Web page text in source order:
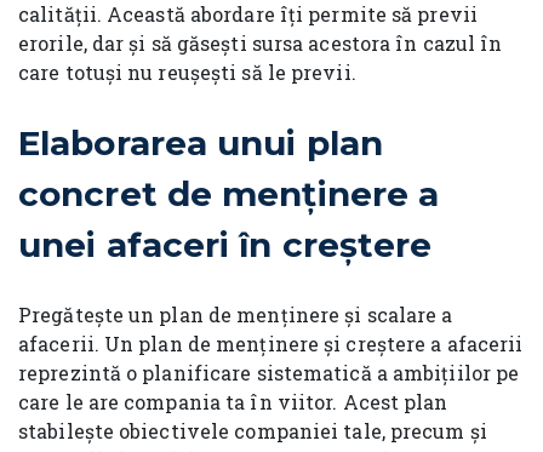
calității. Această abordare îți permite să previi
erorile, dar și să găsești sursa acestora în cazul în
care totuși nu reușești să le previi.
Elaborarea unui plan
concret de menținere a
unei afaceri în creștere
Pregătește un plan de menținere și scalare a
afacerii. Un plan de menținere și creștere a afacerii
reprezintă o planificare sistematică a ambițiilor pe
care le are compania ta în viitor. Acest plan
stabilește obiectivele companiei tale, precum și